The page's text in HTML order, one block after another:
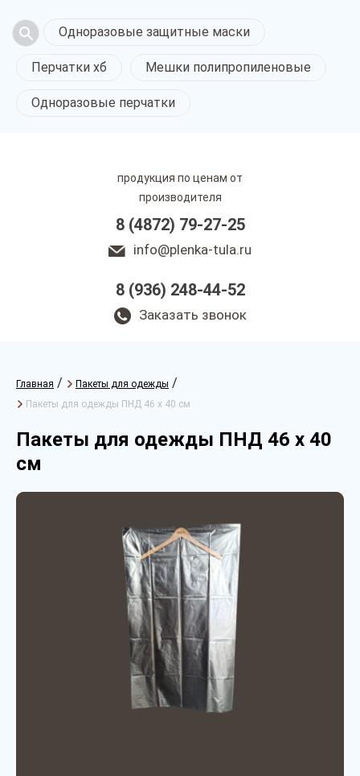
Одноразовые защитные маски
Перчатки хб Мешки полипропиленовые
Одноразовые перчатки
продукция по ценам от
производителя
8 (4872) 79-27-25
info@plenka-tula.ru
8 (936) 248-44-52
Заказать звонок
Главная / Пакеты для одежды /
Пакеты для одежды ПНД 46 х 40 см
Пакеты для одежды ПНД 46 х 40
см